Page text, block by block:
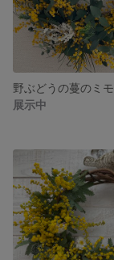
展示中